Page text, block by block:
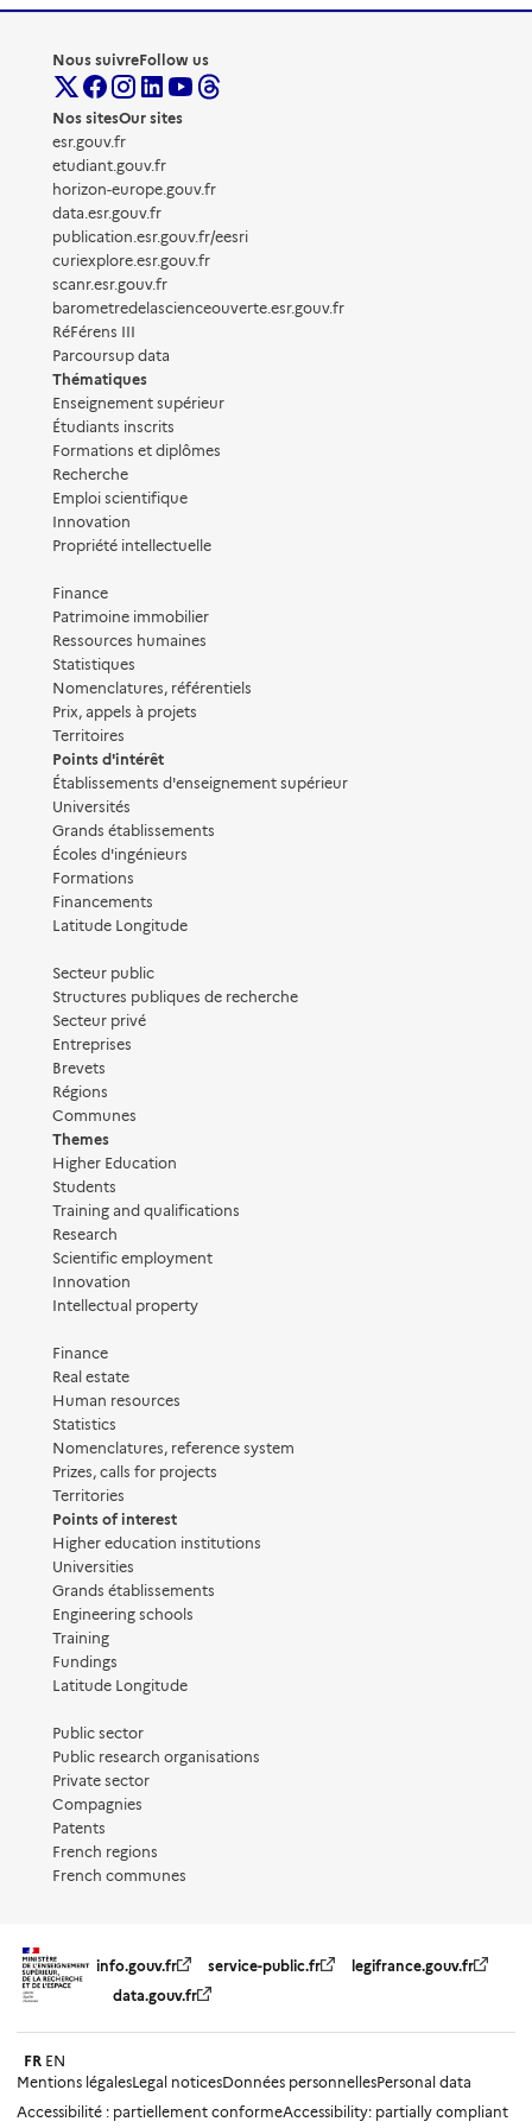
Nous suivreFollow us
Nos sitesOur sites
esr.gouv.fr
etudiant.gouv.fr
horizon-europe.gouv.fr
data.esr.gouv.fr
publication.esr.gouv.fr/eesri
curiexplore.esr.gouv.fr
scanr.esr.gouv.fr
barometredelascienceouverte.esr.gouv.fr
RéFérens III
Parcoursup data
Thématiques
Enseignement supérieur
Étudiants inscrits
Formations et diplômes
Recherche
Emploi scientifique
Innovation
Propriété intellectuelle
Finance
Patrimoine immobilier
Ressources humaines
Statistiques
Nomenclatures, référentiels
Prix, appels à projets
Territoires
Points d'intérêt
Établissements d'enseignement supérieur
Universités
Grands établissements
Écoles d'ingénieurs
Formations
Financements
Latitude Longitude
Secteur public
Structures publiques de recherche
Secteur privé
Entreprises
Brevets
Régions
Communes
Themes
Higher Education
Students
Training and qualifications
Research
Scientific employment
Innovation
Intellectual property
Finance
Real estate
Human resources
Statistics
Nomenclatures, reference system
Prizes, calls for projects
Territories
Points of interest
Higher education institutions
Universities
Grands établissements
Engineering schools
Training
Fundings
Latitude Longitude
Public sector
Public research organisations
Private sector
Compagnies
Patents
French regions
French communes
info.gouv.fr service-public.fr
legifrance.gouv.fr
data.gouv.fr
FR EN
Mentions légalesLegal noticesDonnées personnellesPersonal data
Accessibilité : partiellement conformeAccessibility: partially compliant